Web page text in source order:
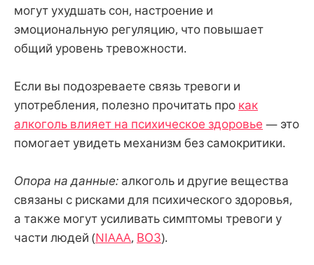
могут ухудшать сон, настроение и
эмоциональную регуляцию, что повышает
общий уровень тревожности.
Если вы подозреваете связь тревоги и
употребления, полезно прочитать про как
алкоголь влияет на психическое здоровье — это
помогает увидеть механизм без самокритики.
Опора на данные: алкоголь и другие вещества
связаны с рисками для психического здоровья,
а также могут усиливать симптомы тревоги у
части людей (NIAAA, ВОЗ).